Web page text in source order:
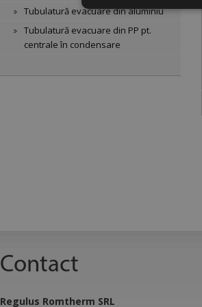
Tubulatură evacuare din aluminiu
Tubulatură evacuare din PP pt.
centrale în condensare
Contact
Regulus Romtherm SRL
Strict
Strict